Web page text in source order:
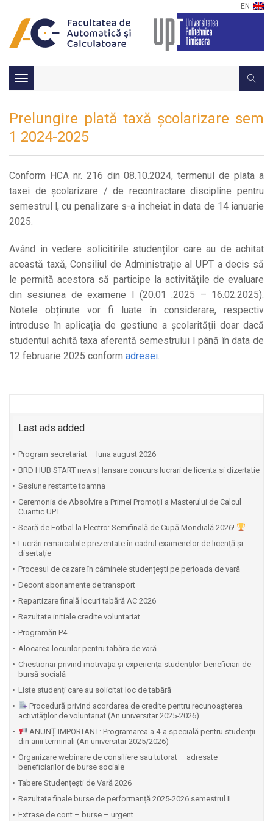
EN
Toggle
navigation
Prelungire plată taxă școlarizare sem
1 2024-2025
Conform HCA nr. 216 din 08.10.2024, termenul de plata a
taxei de școlarizare / de recontractare discipline pentru
semestrul l, cu penalizare s-a incheiat in data de 14 ianuarie
2025.
Având in vedere solicitirile studenților care au de achitat
această taxă, Consiliul de Administrație al UPT a decis să
le permită acestora să participe la activitățile de evaluare
din sesiunea de examene I (20.01 .2025 – 16.02.2025).
Notele obținute vor fi luate în considerare, respectiv
introduse în aplicația de gestiune a școlarității doar dacă
studentul achită taxa aferentă semestrului I până în data de
12 februarie 2025 conform adresei
Last ads added
Program secretariat – luna august 2026
BRD HUB START news | lansare concurs lucrari de licenta si dizertatie
Sesiune restante toamna
Ceremonia de Absolvire a Primei Promoții a Masterului de Calcul
Cuantic UPT
⁠Seară de Fotbal la Electro: Semifinală de Cupă Mondială 2026!
Lucrări remarcabile prezentate în cadrul examenelor de licență și
disertație
Procesul de cazare în căminele studențești pe perioada de vară
Decont abonamente de transport
Repartizare finală locuri tabără AC 2026
Rezultate initiale credite voluntariat
Programări P4
Alocarea locurilor pentru tabăra de vară
Chestionar privind motivația și experiența studenților beneficiari de
bursă socială
Liste studenți care au solicitat loc de tabără
Procedură privind acordarea de credite pentru recunoașterea
activităților de voluntariat (An universitar 2025-2026)
ANUNȚ IMPORTANT: Programarea a 4-a specială pentru studenții
din anii terminali (An universitar 2025/2026)
Organizare webinare de consiliere sau tutorat – adresate
beneficiarilor de burse sociale
Tabere Studențești de Vară 2026
Rezultate finale burse de performanță 2025-2026 semestrul II
Extrase de cont – burse – urgent